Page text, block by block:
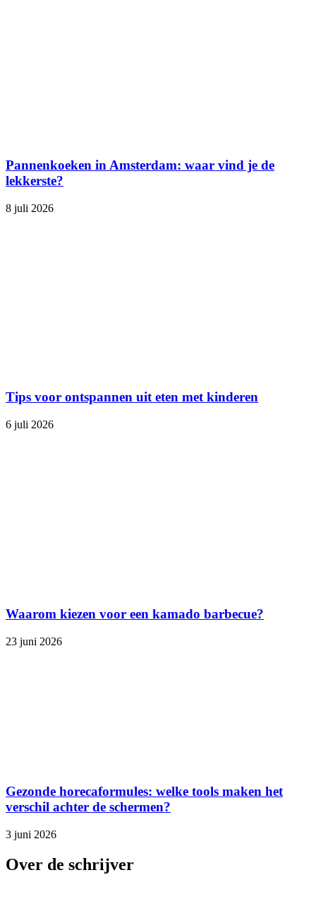
Pannenkoeken in Amsterdam: waar vind je de
lekkerste?
8 juli 2026
Tips voor ontspannen uit eten met kinderen
6 juli 2026
Waarom kiezen voor een kamado barbecue?
23 juni 2026
Gezonde horecaformules: welke tools maken het
verschil achter de schermen?
3 juni 2026
Over de schrijver